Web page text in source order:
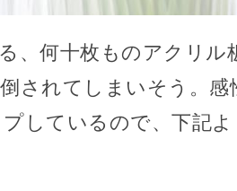
、何十枚ものアクリル
されてしまいそう。感
しているので、下記